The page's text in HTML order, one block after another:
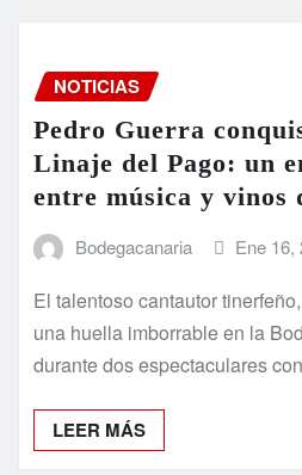
NOTICIAS
Pedro Guerra
Linaje del Pago: un
entre música y vinos
Bodegacanaria Ene 16,
El talentoso cantautor
una huella imborrable en la
durante dos espectaculares
LEER MÁS